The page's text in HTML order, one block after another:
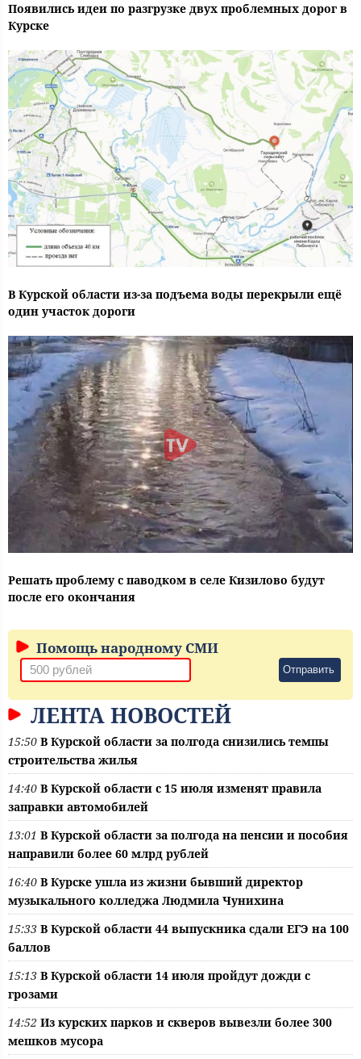
Появились идеи по разгрузке двух проблемных дорог в
Курске
В Курской области из-за подъема воды перекрыли ещё
один участок дороги
Решать проблему с паводком в селе Кизилово будут
после его окончания
Помощь народному СМИ
Отправить
ЛЕНТА НОВОСТЕЙ
15:50 В Курской области за полгода снизились темпы
строительства жилья
14:40 В Курской области с 15 июля изменят правила
заправки автомобилей
13:01 В Курской области за полгода на пенсии и пособия
направили более 60 млрд рублей
16:40 В Курске ушла из жизни бывший директор
музыкального колледжа Людмила Чунихина
15:33 В Курской области 44 выпускника сдали ЕГЭ на 100
баллов
15:13 В Курской области 14 июля пройдут дожди с
грозами
14:52 Из курских парков и скверов вывезли более 300
мешков мусора